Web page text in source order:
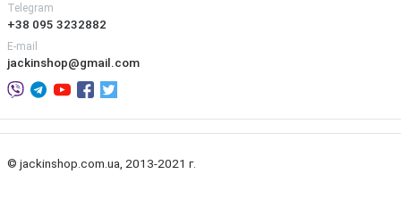
Telegram
+38 095 3232882
E-mail
jackinshop@gmail.com
© jackinshop.com.ua, 2013-2021 г.